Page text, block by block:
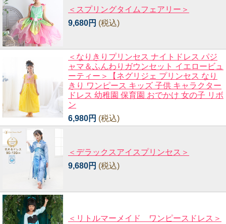
＜スプリングタイムフェアリー＞
9,680円 (税込)
＜なりきりプリンセス ナイトドレス パジ
ャマ＆ふんわりガウンセット イエロービュ
ーティー＞【ネグリジェ プリンセス なり
きり ワンピース キッズ 子供 キャラクター
ドレス 幼稚園 保育園 おでかけ 女の子 リボ
ン
6,980円 (税込)
＜デラックスアイスプリンセス＞
9,680円 (税込)
＜リトルマーメイド ワンピースドレス＞